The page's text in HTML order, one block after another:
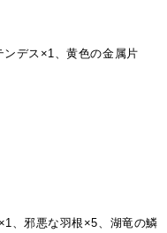
デス×1、黄色の金属片
、邪悪な羽根×5、湖竜の鱗